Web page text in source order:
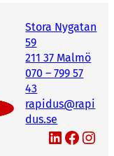
Stora Nygatan
59
211 37 Malmö
070 – 799 57
43
rapidus@rapi
dus.se
LinkedIn Facebook Instagram